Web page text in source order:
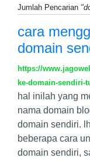
Jumlah Pencarian
cara
domain
https://
ke-domain-sendiri-
hal inilah yang
nama domain
domain sendiri.
beberapa cara
domain sendiri,